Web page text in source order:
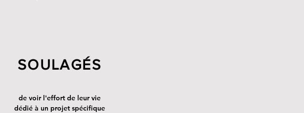
SOULAGÉS
de voir l'effort de leur vie
dédié à un projet spécifique